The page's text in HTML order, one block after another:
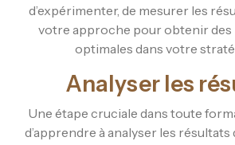
d’expérimenter, de mesurer les
votre approche pour obtenir
optimales dans votre
Analyser les
Une étape cruciale dans toute
d’apprendre à analyser les résultats